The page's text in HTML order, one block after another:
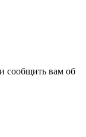
сообщить вам об